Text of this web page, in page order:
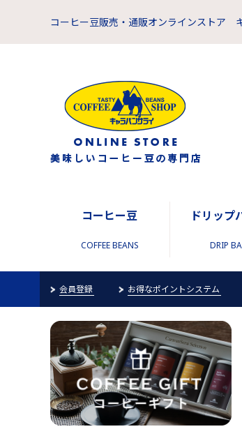
コーヒー豆販売・通販オンラインストア
コーヒー豆
COFFEE BEANS
ドリップ
DRIP
会員登録 お得なポイントシステム